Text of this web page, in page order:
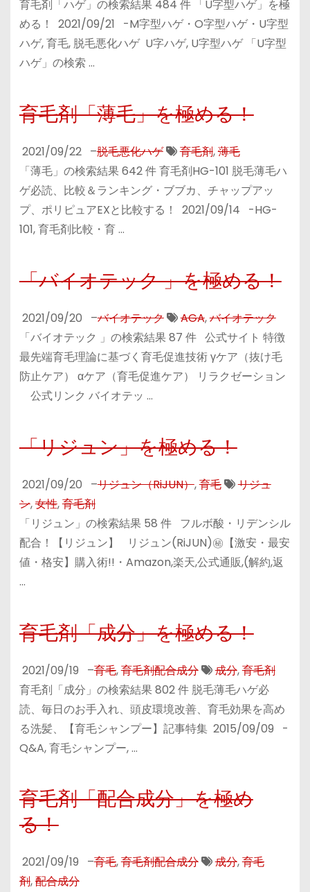
育毛剤「ハゲ」の検索結果 484 件 「U字型ハゲ」を極
める！ 2021/09/21 -M字型ハゲ・O字型ハゲ・U字型
ハゲ, 育毛, 脱毛悪化ハゲ U字ハゲ, U字型ハゲ 「U字型
ハゲ」の検索 …
育毛剤「薄毛」を極める！
2021/09/22 –脱毛悪化ハゲ 育毛剤,薄毛
「薄毛」の検索結果 642 件 育毛剤HG-101 脱毛薄毛ハ
ゲ必読、比較＆ランキング・ブブカ、チャップアッ
プ、ポリピュアEXと比較する！ 2021/09/14 -HG-
101, 育毛剤比較・育 …
「バイオテック 」を極める！
2021/09/20 –バイオテック AGA,バイオテック
「バイオテック 」の検索結果 87 件 公式サイト 特徴
最先端育毛理論に基づく育毛促進技術 γケア（抜け毛
防止ケア） αケア（育毛促進ケア） リラクゼーション
公式リンク バイオテッ …
「リジュン」を極める！
2021/09/20 –リジュン（RiJUN）,育毛
リジュ
ン,女性,育毛剤
「リジュン」の検索結果 58 件 フルボ酸・リデンシル
配合！【リジュン】 リジュン(RiJUN)㊙【激安・最安
値・格安】購入術!!・Amazon,楽天,公式通販,(解約,返
…
育毛剤「成分」を極める！
2021/09/19 –育毛,育毛剤配合成分 成分,育毛剤
育毛剤「成分」の検索結果 802 件 脱毛薄毛ハゲ必
読、毎日のお手入れ、頭皮環境改善、育毛効果を高め
る洗髪、【育毛シャンプー】記事特集 2015/09/09 -
Q&A, 育毛シャンプー, …
育毛剤「配合成分」を極め
る！
2021/09/19 –育毛,育毛剤配合成分 成分,育毛
剤,配合成分